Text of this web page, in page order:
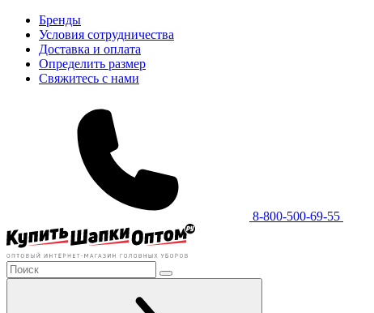
Бренды
Условия сотрудничества
Доставка и оплата
Определить размер
Свяжитесь с нами
8-800-500-69-55